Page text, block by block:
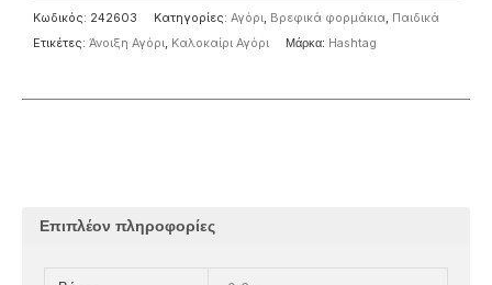
Κωδικός: 242603 Κατηγορίες: Αγόρι, Βρεφικά φορμάκια, Παιδικά
Ετικέτες: Άνοιξη Αγόρι, Καλοκαίρι Αγόρι Μάρκα: Ηashtag
Επιπλέον πληροφορίες